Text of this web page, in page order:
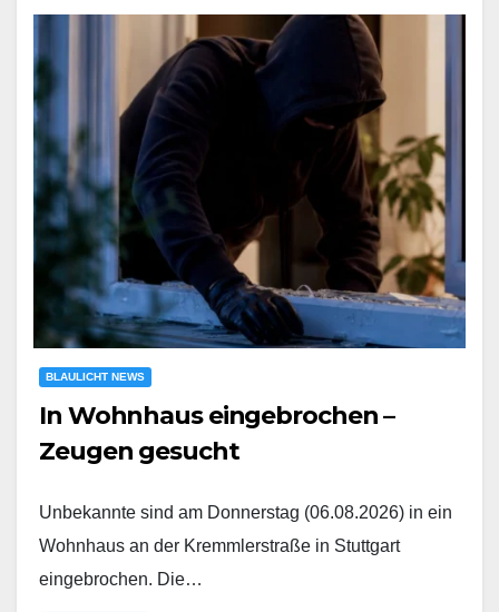
BLAULICHT NEWS
In Wohnhaus eingebrochen –
Zeugen gesucht
Unbekannte sind am Donnerstag (06.08.2026) in ein
Wohnhaus an der Kremmlerstraße in Stuttgart
eingebrochen. Die…